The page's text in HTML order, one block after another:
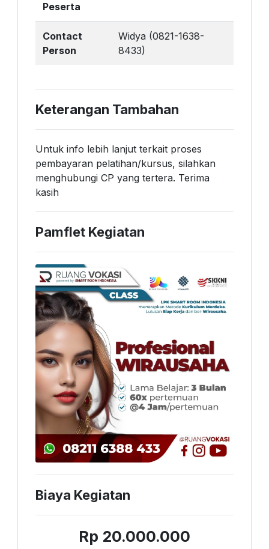
Peserta
Contact
Person
Widya (0821-1638-
8433)
Keterangan Tambahan
Untuk info lebih lanjut terkait proses
pembayaran pelatihan/kursus, silahkan
menghubungi CP yang tertera. Terima
kasih
Pamflet Kegiatan
Biaya Kegiatan
Rp 20.000.000